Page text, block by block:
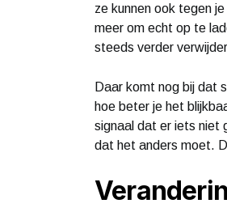
ze kunnen ook tegen
meer om echt op te
steeds verder
Daar komt nog bij dat
hoe beter je het
signaal dat er iets niet
dat het anders moet.